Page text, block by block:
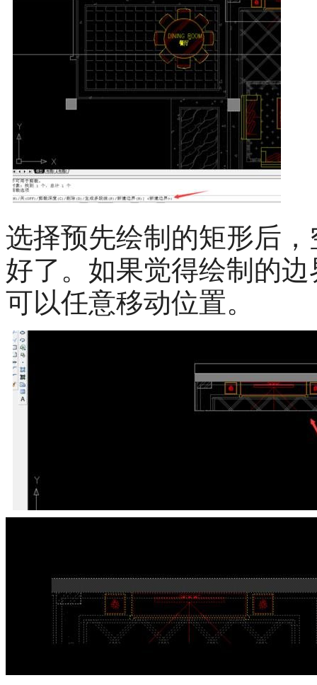
选择预先绘制的矩形后
好了。如果觉得绘制的
可以任意移动位置。